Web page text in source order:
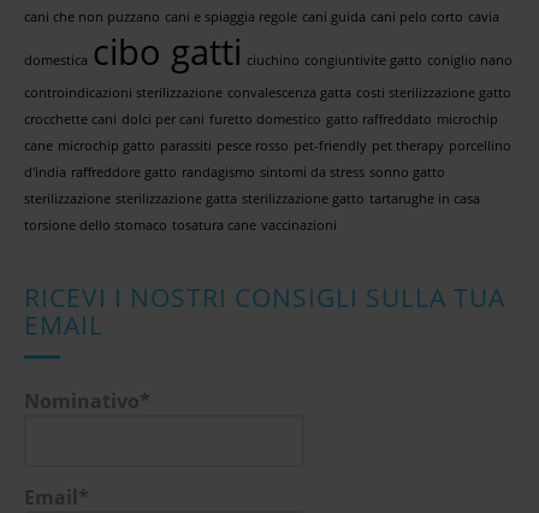
cani che non puzzano cani e spiaggia regole cani guida cani pelo corto cavia
domestica cibo gatti ciuchino congiuntivite gatto coniglio nano
controindicazioni sterilizzazione convalescenza gatta costi sterilizzazione gatto
crocchette cani dolci per cani furetto domestico gatto raffreddato microchip
cane microchip gatto parassiti pesce rosso pet-friendly pet therapy porcellino
d'india raffreddore gatto randagismo sintomi da stress sonno gatto
sterilizzazione sterilizzazione gatta sterilizzazione gatto tartarughe in casa
torsione dello stomaco tosatura cane vaccinazioni
RICEVI I NOSTRI CONSIGLI SULLA TUA
EMAIL
Nominativo*
Email*